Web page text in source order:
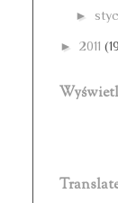
►
► 2011